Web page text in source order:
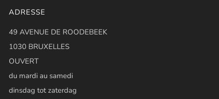
ADRESSE
49 AVENUE DE ROODEBEEK
1030 BRUXELLES
OUVERT
du mardi au samedi
dinsdag tot zaterdag